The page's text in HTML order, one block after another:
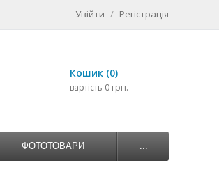
Увійти / Регістрація
Кошик (0)
вартість 0 грн.
ФОТОТОВАРИ ...